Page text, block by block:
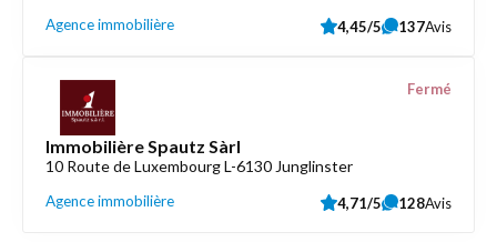
Agence immobilière 4,45/5 137Avis
Immobilière Spautz Sàrl
10 Route de Luxembourg L-6130 Junglinster
Agence immobilière
Fermé
4,71/5 128Avis